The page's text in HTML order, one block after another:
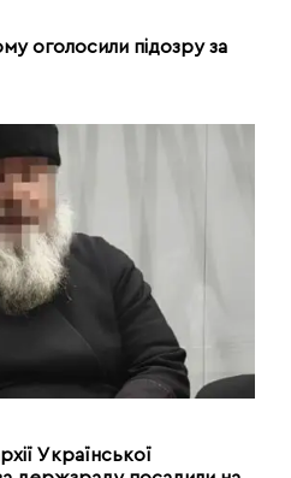
оголосили підозру за
Української